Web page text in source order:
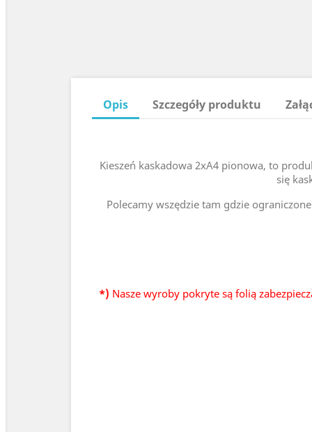
Opis Szczegóły produktu
Kieszeń kaskadowa 2xA4 pionowa, to
się
Polecamy wszędzie tam gdzie
*) Nasze wyroby pokryte są folią